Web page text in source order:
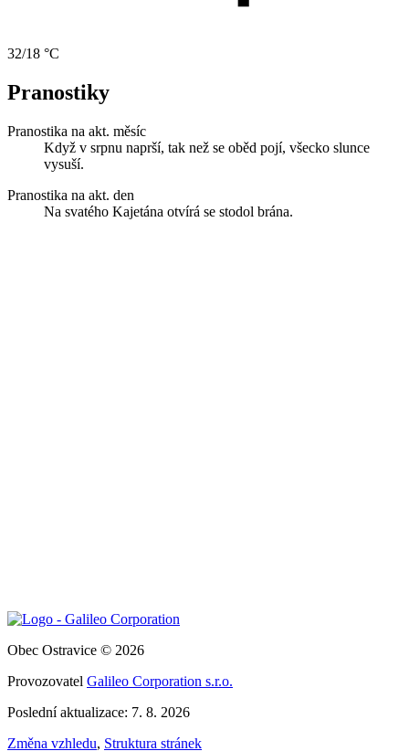
32/18 °C
Pranostiky
Pranostika na akt. měsíc
Když v srpnu naprší, tak než se oběd pojí, všecko slunce
vysuší.
Pranostika na akt. den
Na svatého Kajetána otvírá se stodol brána.
Obec Ostravice © 2026
Provozovatel Galileo Corporation s.r.o.
Poslední aktualizace: 7. 8. 2026
Změna vzhledu, Struktura stránek